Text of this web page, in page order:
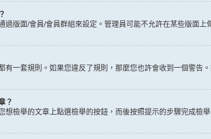
過版面/會員/會員群組來設定。管理員可能不允許在某些版面
有一套規則。如果您違反了規則，那麼您也許會收到一個警告
？
想檢舉的文章上點選檢舉的按鈕，而後按照提示的步驟完成檢舉